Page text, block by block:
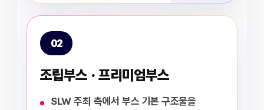
02
조립부스 · 프리미엄부스
SLW 주최 측에서 부스 기본 구조물을